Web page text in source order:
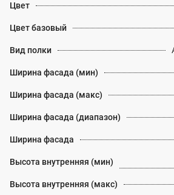
Цвет
Цвет базовый
Вид полки
Ширина фасада (мин)
Ширина фасада (макс)
Ширина фасада (диапазон)
Ширина фасада
Высота внутренняя (мин)
Высота внутренняя (макс)